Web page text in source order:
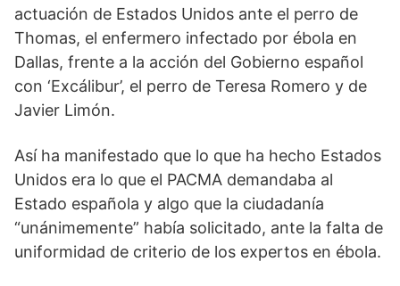
actuación de Estados Unidos ante el perro de
Thomas, el enfermero infectado por ébola en
Dallas, frente a la acción del Gobierno español
con ‘Excálibur’, el perro de Teresa Romero y de
Javier Limón.
Así ha manifestado que lo que ha hecho Estados
Unidos era lo que el PACMA demandaba al
Estado española y algo que la ciudadanía
“unánimemente” había solicitado, ante la falta de
uniformidad de criterio de los expertos en ébola.